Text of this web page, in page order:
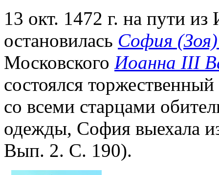
13 окт. 1472 г. на пути
остановилась София
Московского Иоанна III
состоялся
со всеми старцами
одежды, София выехала
Вып. 2. С. 190).